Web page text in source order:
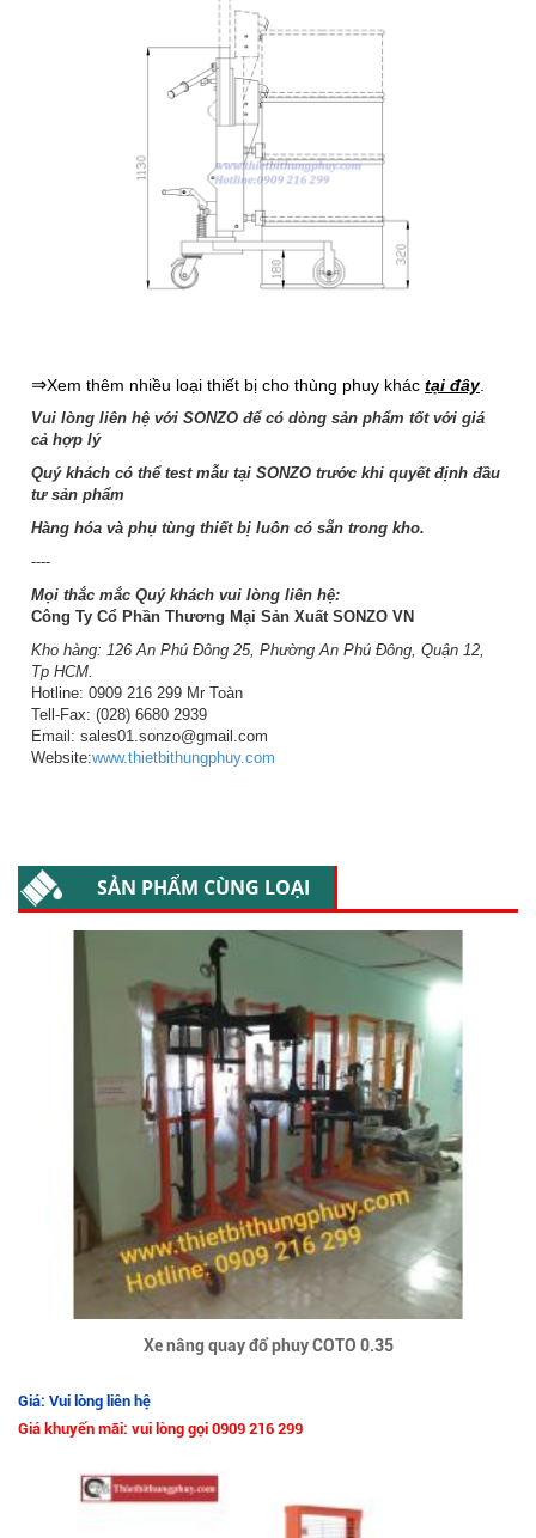
⇒Xem thêm nhiều loại thiết bị cho thùng phuy khác tại đây.
Vui lòng liên hệ với SONZO để có dòng sản phẩm tốt với giá
cả hợp lý
Quý khách có thể test mẫu tại SONZO trước khi quyết định đầu
tư sản phẩm
Hàng hóa và phụ tùng thiết bị luôn có sẵn trong kho.
----
Mọi thắc mắc Quý khách vui lòng liên hệ:
Công Ty Cổ Phần Thương Mại Sản Xuất SONZO VN
Kho hàng: 126 An Phú Đông 25, Phường An Phú Đông, Quận 12,
Tp HCM.
Hotline: 0909 216 299 Mr Toàn
Tell-Fax: (028) 6680 2939
Email: sales01.sonzo@gmail.com
Website:www.thietbithungphuy.com
SẢN PHẨM CÙNG LOẠI
Xe nâng quay đổ phuy COTO 0.35
Giá: Vui lòng liên hệ
Giá khuyến mãi: vui lòng gọi 0909 216 299